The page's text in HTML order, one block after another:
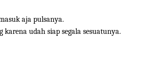
aja pulsanya.
karena udah siap segala sesuatunya.